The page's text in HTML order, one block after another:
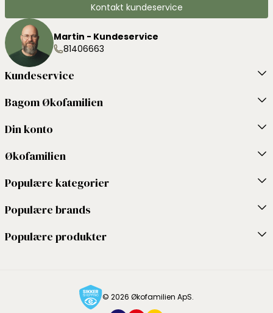
Kontakt kundeservice
Martin - Kundeservice
81406663
Kundeservice
Bagom Økofamilien
Din konto
Økofamilien
Populære kategorier
Populære brands
Populære produkter
© 2026 Økofamilien ApS.